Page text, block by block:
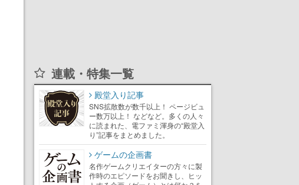
連載・特集一覧
殿堂入り記事
SNS拡散数が数千以上！ ページビュ
ー数万以上！ などなど。多くの人々
に読まれた、電ファミ渾身の“殿堂入
り”記事をまとめました。
ゲームの企画書
名作ゲームクリエイターの方々に製
作時のエピソードをお聞きし、ヒッ